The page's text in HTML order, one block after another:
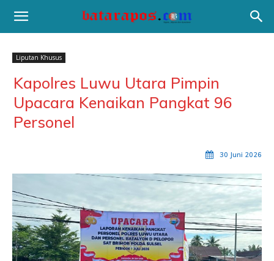
Liputan Khusus
Kapolres Luwu Utara Pimpin
Upacara Kenaikan Pangkat 96
Personel
30 Juni 2026